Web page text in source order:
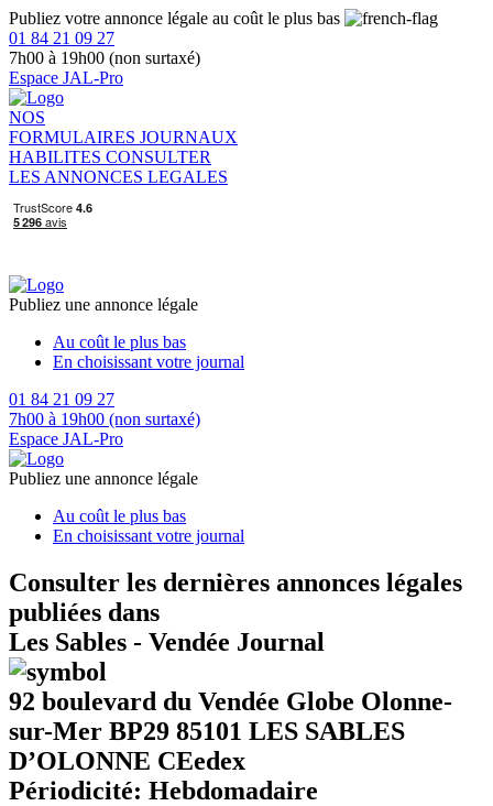
Publiez votre annonce légale au coût le plus bas
01 84 21 09 27
7h00 à 19h00 (non surtaxé)
Espace JAL-Pro
NOS
FORMULAIRES JOURNAUX
HABILITES CONSULTER
LES ANNONCES LEGALES
Publiez une annonce légale
Au coût le plus bas
En choisissant votre journal
01 84 21 09 27
7h00 à 19h00 (non surtaxé)
Espace JAL-Pro
Publiez une annonce légale
Au coût le plus bas
En choisissant votre journal
Consulter les dernières annonces légales
publiées dans
Les Sables - Vendée Journal
92 boulevard du Vendée Globe Olonne-
sur-Mer BP29 85101 LES SABLES
D’OLONNE CEedex
Périodicité: Hebdomadaire